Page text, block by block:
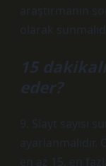
araştırmanın
olarak
15
eder?
9. Slayt sayısı
en az 15, en